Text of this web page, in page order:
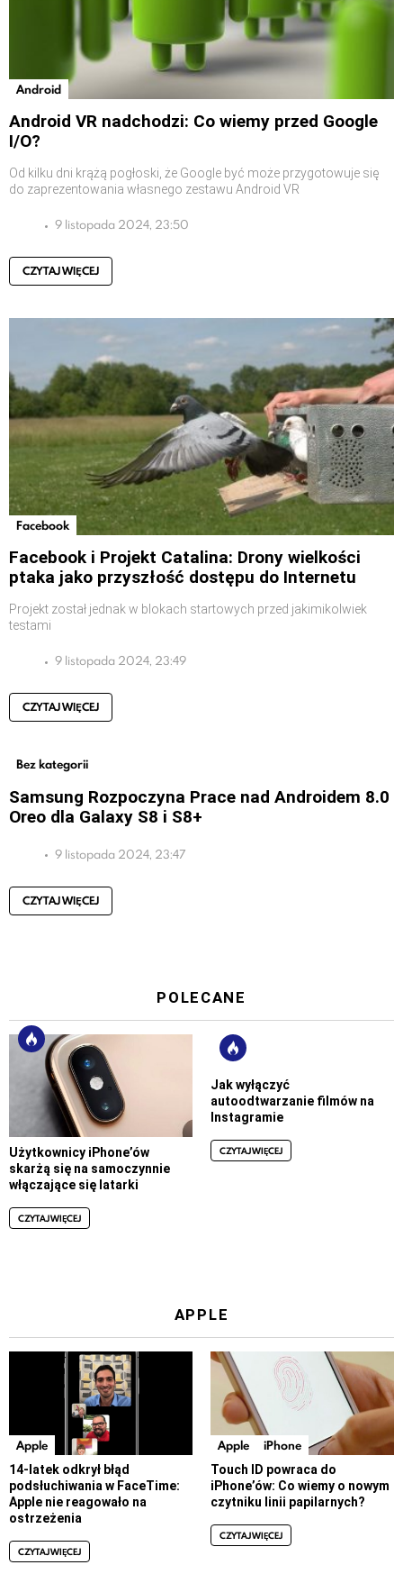
Android
Android VR nadchodzi: Co wiemy przed Google
I/O?
Od kilku dni krążą pogłoski, że Google być może przygotowuje się
do zaprezentowania własnego zestawu Android VR
9 listopada 2024, 23:50
CZYTAJ WIĘCEJ
Facebook
Facebook i Projekt Catalina: Drony wielkości
ptaka jako przyszłość dostępu do Internetu
Projekt został jednak w blokach startowych przed jakimikolwiek
testami
9 listopada 2024, 23:49
CZYTAJ WIĘCEJ
Bez kategorii
Samsung Rozpoczyna Prace nad Androidem 8.0
Oreo dla Galaxy S8 i S8+
9 listopada 2024, 23:47
CZYTAJ WIĘCEJ
POLECANE
Użytkownicy iPhone’ów
skarżą się na samoczynnie
włączające się latarki
CZYTAJ WIĘCEJ
Jak wyłączyć
autoodtwarzanie filmów na
Instagramie
CZYTAJ WIĘCEJ
APPLE
Apple
14-latek odkrył błąd
podsłuchiwania w FaceTime:
Apple nie reagowało na
ostrzeżenia
CZYTAJ WIĘCEJ
Apple iPhone
Touch ID powraca do
iPhone’ów: Co wiemy o nowym
czytniku linii papilarnych?
CZYTAJ WIĘCEJ